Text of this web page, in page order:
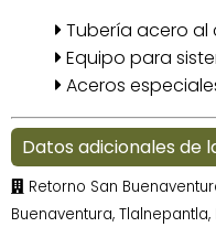
Tubería acero
Equipo para
Aceros
Datos adicionales de
Retorno San
Buenaventura, Tlalnepantla,